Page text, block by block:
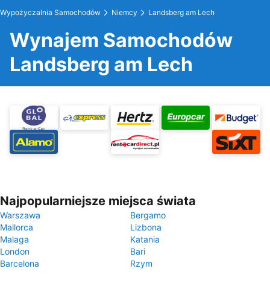
Wypożyczalnia Samochodów Niemcy Landsberg am Lech
Wynajem Samochodów
Landsberg am Lech
Najpopularniejsze miejsca świata
Warszawa
Bergamo
Mallorca
Lizbona
Malaga
Katania
London
Bari
Barcelona
Rzym